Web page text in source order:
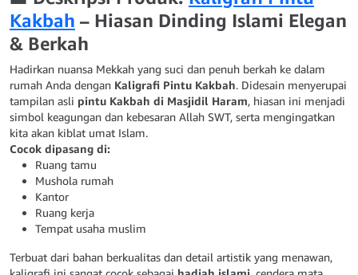
Kakbah – Hiasan Dinding Islami Elegan
& Berkah
Hadirkan nuansa Mekkah yang suci dan penuh berkah ke dalam
rumah Anda dengan Kaligrafi Pintu Kakbah. Didesain menyerupai
tampilan asli pintu Kakbah di Masjidil Haram, hiasan ini menjadi
simbol keagungan dan kebesaran Allah SWT, serta mengingatkan
kita akan kiblat umat Islam.
Cocok dipasang di:
Ruang tamu
Mushola rumah
Kantor
Ruang kerja
Tempat usaha muslim
Terbuat dari bahan berkualitas dan detail artistik yang menawan,